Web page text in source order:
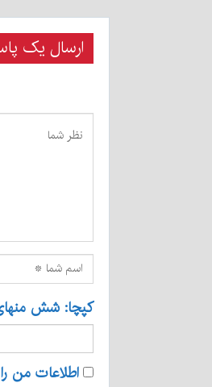
ارسال یک
کپچا: شش
اطلاعات من